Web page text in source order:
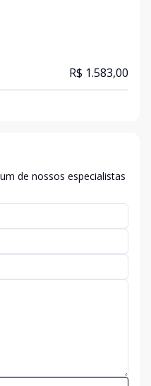
R$ 1.583,00
de nossos especialistas